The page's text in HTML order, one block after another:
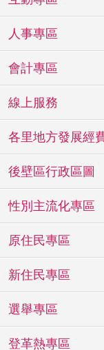
人事專區
會計專區
線上服務
各里地方發展經
後壁區行政區圖
性別主流化專區
原住民專區
新住民專區
選舉專區
登革熱專區